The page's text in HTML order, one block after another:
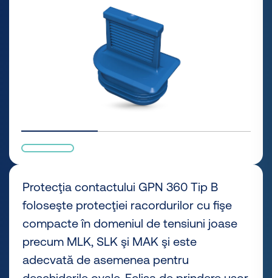
Protecţia contactului GPN 360 Tip B
foloseşte protecţiei racordurilor cu fişe
compacte în domeniul de tensiuni joase
precum MLK, SLK şi MAK şi este
adecvată de asemenea pentru